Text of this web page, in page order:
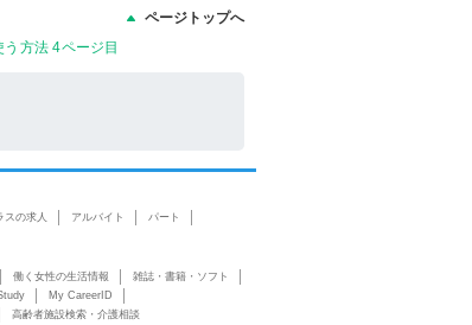
ページトップへ
方法 4ページ目
スの求人 アルバイト
パート
働く女性の生活情報
雑誌・書籍・ソフト
My CareerID
高齢者施設検索・介護相談